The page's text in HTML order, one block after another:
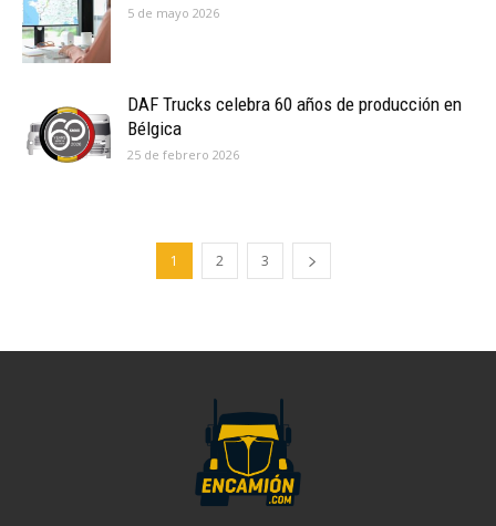
5 de mayo 2026
DAF Trucks celebra 60 años de producción en
Bélgica
25 de febrero 2026
1 2 3